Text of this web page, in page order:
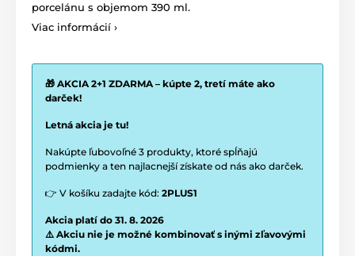
porcelánu s objemom 390 ml.
Viac informácií ›
🎁 AKCIA 2+1 ZDARMA – kúpte 2, tretí máte ako
darček!
Letná akcia je tu!
Nakúpte ľubovoľné 3 produkty, ktoré spĺňajú
podmienky a ten najlacnejší získate od nás ako darček.
👉 V košíku zadajte kód: 2PLUS1
Akcia platí do 31. 8. 2026
⚠️ Akciu nie je možné kombinovať s inými zľavovými
kódmi.